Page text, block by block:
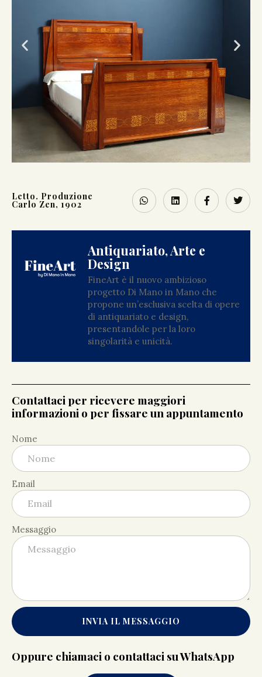
Letto. Produzione
Carlo Zen, 1902
Antiquariato, Arte e
Design
FineArt è il nuovo ambizioso
progetto Di Mano in Mano che
propone un’esclusiva scelta di opere
di antiquariato e design,
presentandole per la loro
singolarità e unicità.
Contattaci per ricevere maggiori
informazioni o per fissare un appuntamento
Nome
Email
Messaggio
INVIA IL MESSAGGIO
Oppure chiamaci o contattaci su WhatsApp